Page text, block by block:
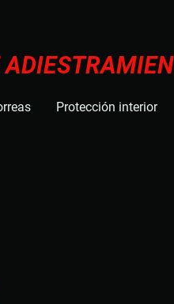
Protección interior